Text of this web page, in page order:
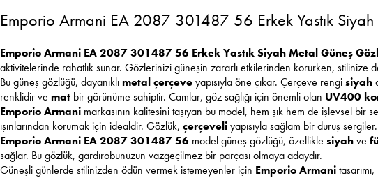
Emporio Armani EA 2087 301487 56 Erkek Yastık
Emporio Armani EA 2087 301487 56 Erkek Yastık Siyah Metal Güneş
aktivitelerinde rahatlık sunar. Gözlerinizi güneşin zararlı etkilerinden korurken, stilinize
Bu güneş gözlüğü, dayanıklımetal çerçeveyapısıyla öne çıkar. Çerçeve rengisiyah
renklidir ve mat bir görünüme sahiptir. Camlar, göz sağlığı için önemli olan UV400
Emporio Armani markasının kalitesini taşıyan bu model, hem şık hem de işlevsel
ışınlarından korumak için idealdir. Gözlük, çerçeveliyapısıyla sağlam bir duruş sergiler.
Emporio Armani EA 2087 301487 56 model güneş gözlüğü, özellikle siyahve
sağlar. Bu gözlük, gardırobunuzun vazgeçilmez bir parçası olmaya adaydır.
Güneşli günlerde stilinizden ödün vermek istemeyenler için Emporio Armani